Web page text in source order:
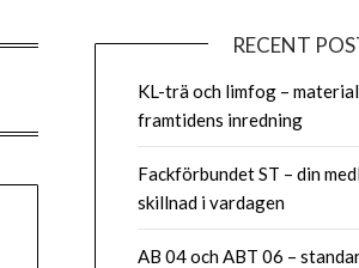
RECENT
KL-trä och limfog –
framtidens inredning
Fackförbundet ST – din
skillnad i vardagen
AB 04 och ABT 06 –